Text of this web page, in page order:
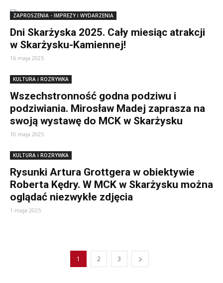
ZAPROSZENIA - IMPREZY i WYDARZENIA
Dni Skarżyska 2025. Cały miesiąc atrakcji
w Skarżysku-Kamiennej!
16 maja 2025
KULTURA i ROZRYWKA
Wszechstronność godna podziwu i
podziwiania. Mirosław Madej zaprasza na
swoją wystawę do MCK w Skarżysku
10 maja 2025
KULTURA i ROZRYWKA
Rysunki Artura Grottgera w obiektywie
Roberta Kędry. W MCK w Skarżysku można
oglądać niezwykłe zdjęcia
1 maja 2025
1 2 3